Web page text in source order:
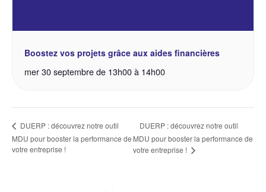
Boostez vos projets grâce aux aides financières
mer 30 septembre de 13h00à 14h00
DUERP : découvrez notre outil
MDU pour booster la performance de
votre entreprise !
DUERP : découvrez notre outil
MDU pour booster la performance de
votre entreprise !